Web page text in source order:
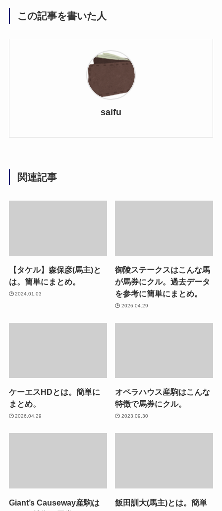
この記事を書いた人
saifu
関連記事
【タケル】森保彦(馬主)と
は。簡単にまとめ。
2024.01.03
御陵ステークスはこんな馬
が馬券にクル。過去データ
を参考に簡単にまとめ。
2026.04.29
ケーエスHDとは。簡単に
まとめ。
2026.04.29
オペラハウス産駒はこんな
特徴で馬券にクル。
2023.09.30
Giant’s Causeway産駒は
飯田訓大(馬主)とは。簡単